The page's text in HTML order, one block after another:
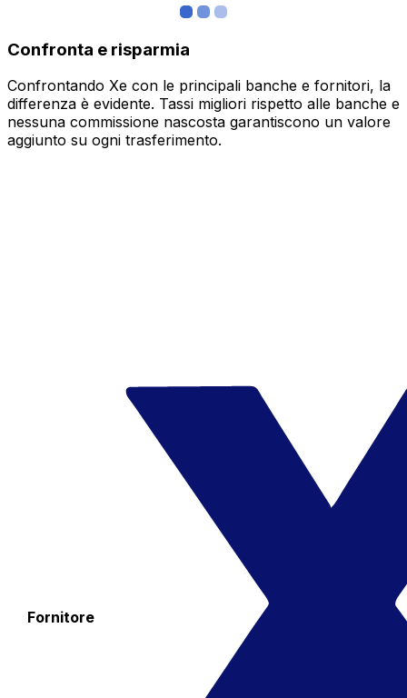
Confronta e risparmia
Confrontando Xe con le principali banche e fornitori, la
differenza è evidente. Tassi migliori rispetto alle banche e
nessuna commissione nascosta garantiscono un valore
aggiunto su ogni trasferimento.
Fornitore